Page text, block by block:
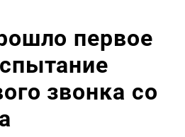
первое
звонка со